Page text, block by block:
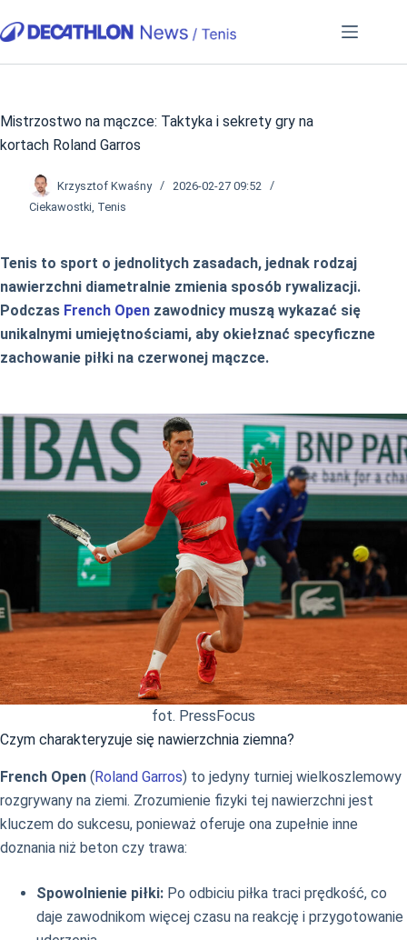
do
Mistrzostwo na mączce: Taktyka i sekrety gry na
kortach Roland Garros
Krzysztof Kwaśny
2026-02-27 09:52
Ciekawostki, Tenis
Tenis to sport o jednolitych zasadach, jednak rodzaj
nawierzchni diametralnie zmienia sposób rywalizacji.
Podczas French Open zawodnicy muszą wykazać się
unikalnymi umiejętnościami, aby okiełznać specyficzne
zachowanie piłki na czerwonej mączce.
fot. PressFocus
Czym charakteryzuje się nawierzchnia ziemna?
French Open (Roland Garros) to jedyny turniej wielkoszlemowy
rozgrywany na ziemi. Zrozumienie fizyki tej nawierzchni jest
kluczem do sukcesu, ponieważ oferuje ona zupełnie inne
doznania niż beton czy trawa:
Spowolnienie piłki: Po odbiciu piłka traci prędkość, co
daje zawodnikom więcej czasu na reakcję i przygotowanie